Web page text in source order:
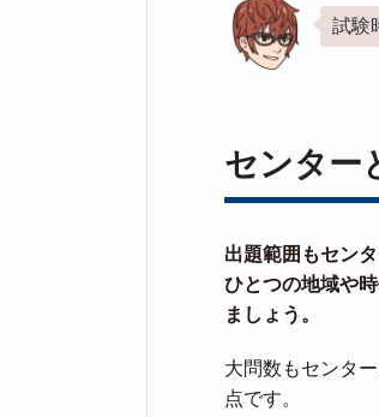
試験
センター
出題範囲もセン
ひとつの地域や
ましょう。
大問数もセンタ
点です。